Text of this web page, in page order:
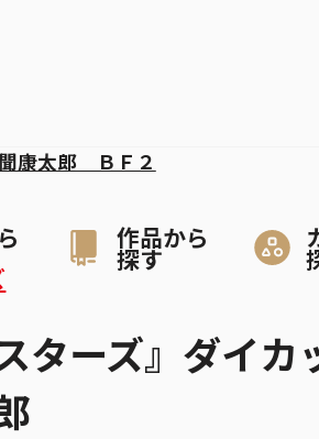
作品から
探す
康太郎 ＢＦ２
ターズ』ダイカ